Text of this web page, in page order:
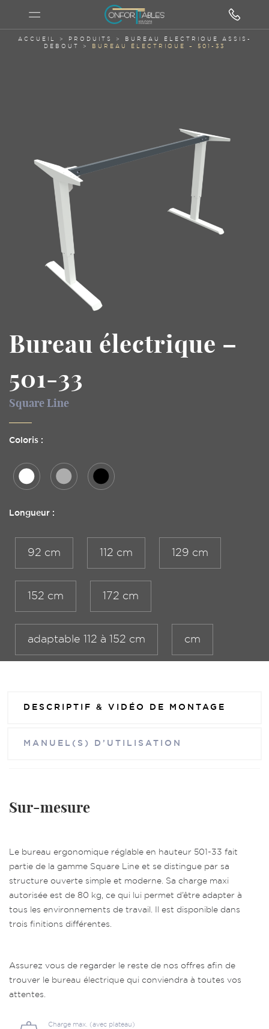
ACCUEIL > PRODUITS >
BUREAU ÉLECTRIQUE ASSIS-
DEBOUT
> BUREAU ÉLECTRIQUE – 501-33
Bureau électrique –
501-33
Square Line
Coloris :
Longueur :
92 cm 112 cm 129 cm
152 cm 172 cm
adaptable 112 à 152 cm cm
DESCRIPTIF & VIDÉO DE MONTAGE
MANUEL(S) D’UTILISATION
Sur-mesure
Le bureau ergonomique réglable en hauteur 501-33 fait
partie de la gamme Square Line et se distingue par sa
structure ouverte simple et moderne. Sa charge maxi
autorisée est de 80 kg, ce qui lui permet d’être adapter à
tous les environnements de travail. Il est disponible dans
trois finitions différentes.
Assurez vous de regarder le reste de nos offres afin de
trouver le bureau électrique qui conviendra à toutes vos
attentes.
Charge max. (avec plateau)